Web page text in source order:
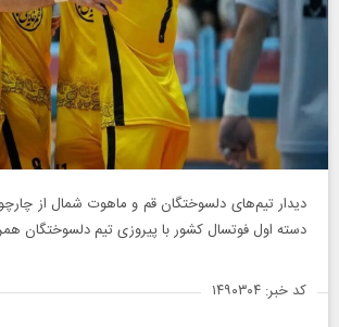
دیدار تیم‌های دلسوختگان قم و ماهوت شمال از
دسته اول فوتسال کشور با پیروزی تیم دلسوختگان
کد خبر: ۱۴۹۰۳۰۴